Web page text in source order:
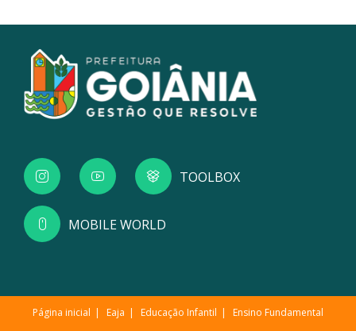
TOOLBOX
MOBILE WORLD
Página inicial Eaja Educação Infantil Ensino Fundamental